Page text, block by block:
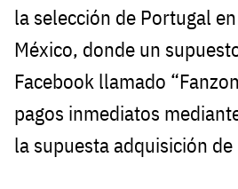
la selección de Portugal
México, donde un
Facebook llamado
pagos inmediatos
la supuesta adquisición